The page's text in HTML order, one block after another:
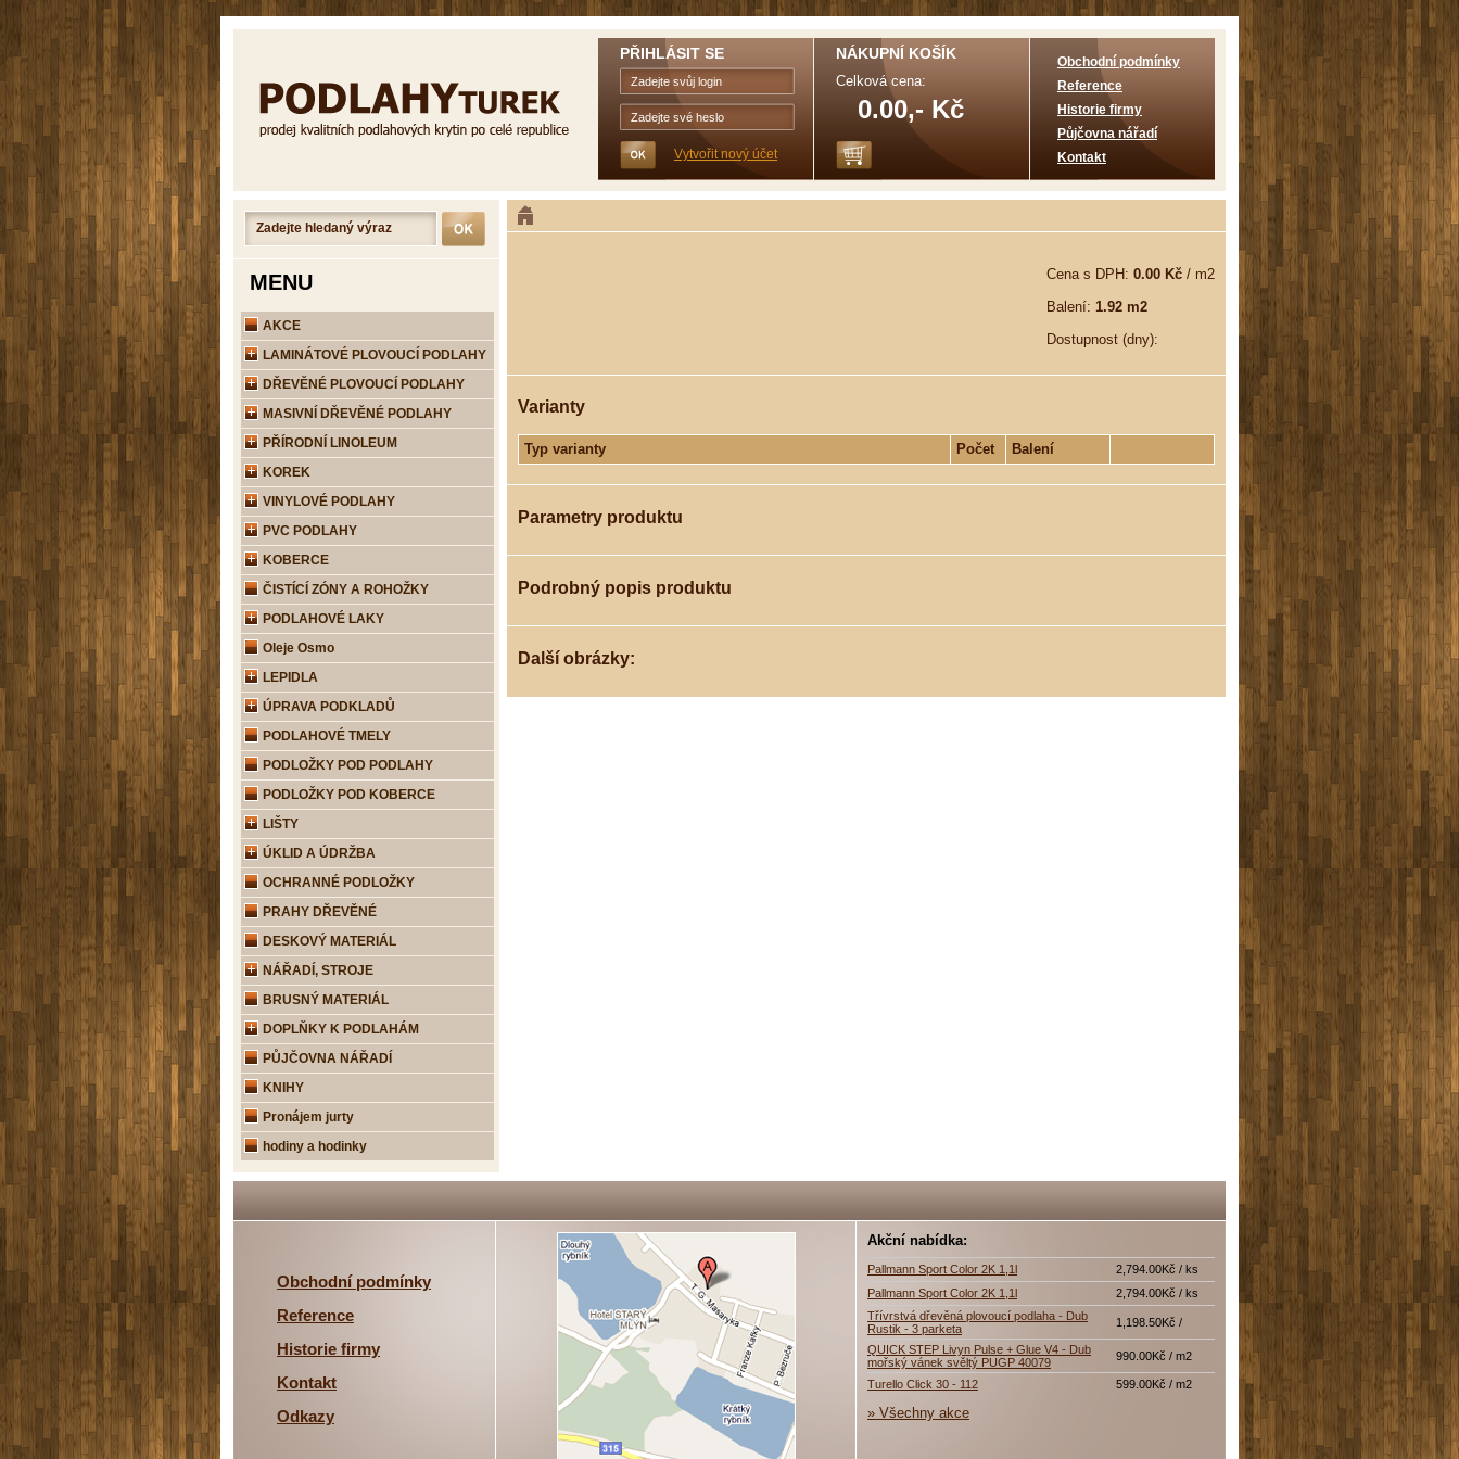
Cena s DPH: 0.00 Kč / m2
Balení: 1.92 m2
Dostupnost (dny):
Varianty
Typ varianty Počet Balení
Parametry produktu
Podrobný popis produktu
Další obrázky:
PŘIHLÁSIT SE
Vytvořit nový účet
NÁKUPNÍ KOŠÍK
Celková cena:
0.00,- Kč
Obchodní podmínky
Reference
Historie firmy
Půjčovna nářadí
Kontakt
MENU
AKCE
LAMINÁTOVÉ PLOVOUCÍ PODLAHY
DŘEVĚNÉ PLOVOUCÍ PODLAHY
MASIVNÍ DŘEVĚNÉ PODLAHY
PŘÍRODNÍ LINOLEUM
KOREK
VINYLOVÉ PODLAHY
PVC PODLAHY
KOBERCE
ČISTÍCÍ ZÓNY A ROHOŽKY
PODLAHOVÉ LAKY
Oleje Osmo
LEPIDLA
ÚPRAVA PODKLADŮ
PODLAHOVÉ TMELY
PODLOŽKY POD PODLAHY
PODLOŽKY POD KOBERCE
LIŠTY
ÚKLID A ÚDRŽBA
OCHRANNÉ PODLOŽKY
PRAHY DŘEVĚNÉ
DESKOVÝ MATERIÁL
NÁŘADÍ, STROJE
BRUSNÝ MATERIÁL
DOPLŇKY K PODLAHÁM
PŮJČOVNA NÁŘADÍ
KNIHY
Pronájem jurty
hodiny a hodinky
Obchodní podmínky
Reference
Historie firmy
Kontakt
Odkazy
Akční nabídka:
Pallmann Sport Color 2K 1,1l
2,794.00Kč / ks
Pallmann Sport Color 2K 1,1l
2,794.00Kč / ks
Třívrstvá dřevěná plovoucí podlaha - Dub
Rustik - 3 parketa
1,198.50Kč /
QUICK STEP Livyn Pulse + Glue V4 - Dub
mořský vánek svěltý PUGP 40079
990.00Kč / m2
Turello Click 30 - 112 599.00Kč / m2
» Všechny akce